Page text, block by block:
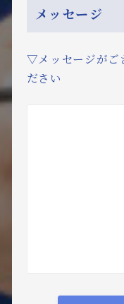
メッセージ
▽メッセージがご
ださい